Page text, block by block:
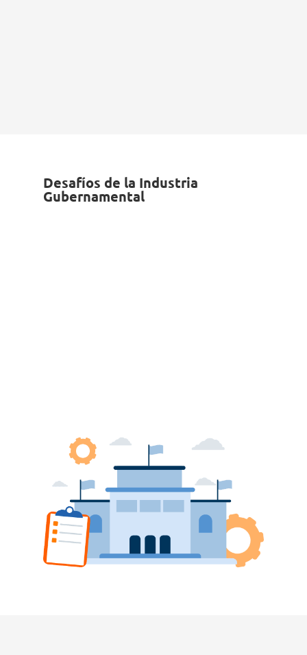
Desafíos de la Industria
Gubernamental